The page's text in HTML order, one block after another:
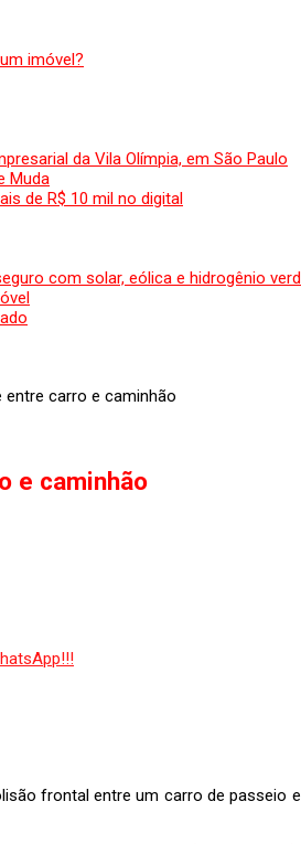
imóvel?
da Vila Olímpia, em São Paulo
Muda
de R$ 10 mil no digital
com solar, eólica e hidrogênio
entre carro e caminhão
e caminhão
frontal entre um carro de passeio